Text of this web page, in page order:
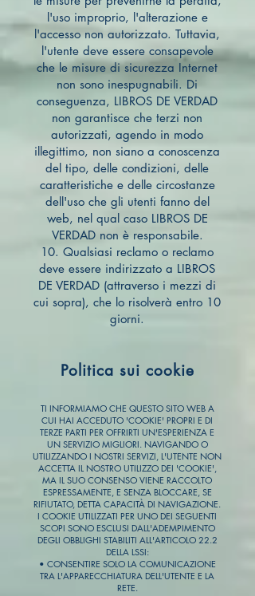
l'uso improprio, l'alterazione e
l'accesso non autorizzato. Tuttavia,
l'utente deve essere consapevole
che le misure di sicurezza Internet
non sono inespugnabili. Di
conseguenza, LIBROS DE VERDAD
non garantisce che terzi non
autorizzati, agendo in modo
illegittimo, non siano a conoscenza
del tipo, delle condizioni, delle
caratteristiche e delle circostanze
dell'uso che gli utenti fanno del
web, nel qual caso LIBROS DE
VERDAD non è responsabile.
10. Qualsiasi reclamo o reclamo
deve essere indirizzato a LIBROS
DE VERDAD (attraverso i mezzi di
cui sopra), che lo risolverà entro 10
giorni.
Politica sui cookie
TI INFORMIAMO CHE QUESTO SITO WEB A
CUI HAI ACCEDUTO 'COOKIE' PROPRI E DI
TERZE PARTI PER OFFRIRTI UN'ESPERIENZA E
UN SERVIZIO MIGLIORI. NAVIGANDO O
UTILIZZANDO I NOSTRI SERVIZI, L'UTENTE NON
ACCETTA IL NOSTRO UTILIZZO DEI 'COOKIE',
MA IL SUO CONSENSO VIENE RACCOLTO
ESPRESSAMENTE, E SENZA BLOCCARE, SE
RIFIUTATO, DETTA CAPACITÀ DI NAVIGAZIONE.
I COOKIE UTILIZZATI PER UNO DEI SEGUENTI
SCOPI SONO ESCLUSI DALL'ADEMPIMENTO
DEGLI OBBLIGHI STABILITI ALL'ARTICOLO 22.2
DELLA LSSI:
• CONSENTIRE SOLO LA COMUNICAZIONE
TRA L'APPARECCHIATURA DELL'UTENTE E LA
RETE.